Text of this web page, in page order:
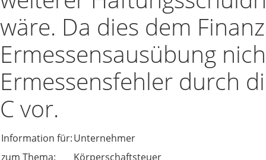
wäre. Da dies dem
Ermessensausübung
Ermessensfehler durch
C vor.
Information für:Unternehmer
zum Thema:
Körperschaftsteuer